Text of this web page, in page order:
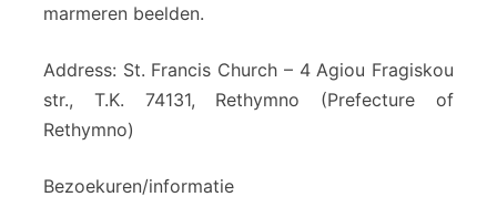
marmeren beelden.
Address: St. Francis Church – 4 Agiou Fragiskou
str., Τ.Κ. 74131, Rethymno (Prefecture of
Rethymno)
Bezoekuren/informatie